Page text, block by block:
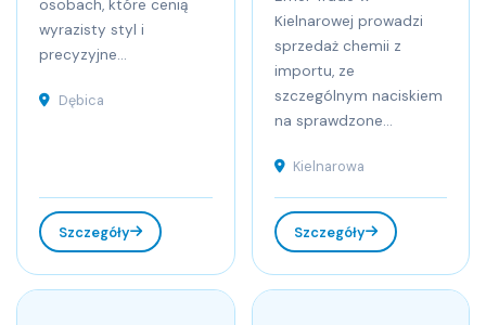
osobach, które cenią
wyrazisty styl i
precyzyjne...
Dębica
Szczegóły
Kielnarowej prowadzi
sprzedaż chemii z
importu, ze
szczególnym naciskiem
na sprawdzone...
Kielnarowa
Szczegóły